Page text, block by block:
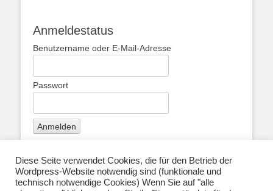
Anmeldestatus
Benutzername oder E-Mail-Adresse
Passwort
Über uns|Impressum|Datenschutzerklärung|
Kontakt|Newsletter| E-Mail:
Diese Seite verwendet Cookies, die für den Betrieb der
Wordpress-Website notwendig sind (funktionale und
technisch notwendige Cookies) Wenn Sie auf "alle